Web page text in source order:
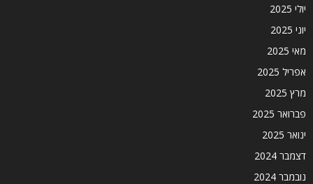
יולי 2025
יוני 2025
מאי 2025
אפריל 2025
מרץ 2025
פברואר 2025
ינואר 2025
דצמבר 2024
נובמבר 2024